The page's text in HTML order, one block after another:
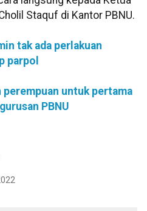
Staquf di Kantor PBNU.
tak ada perlakuan
parpol
untuk pertama
PBNU